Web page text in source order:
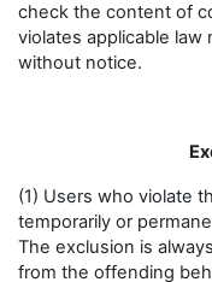
check the content of
violates applicable
without notice.
(1) Users who violate
temporarily or
The exclusion is
from the offending